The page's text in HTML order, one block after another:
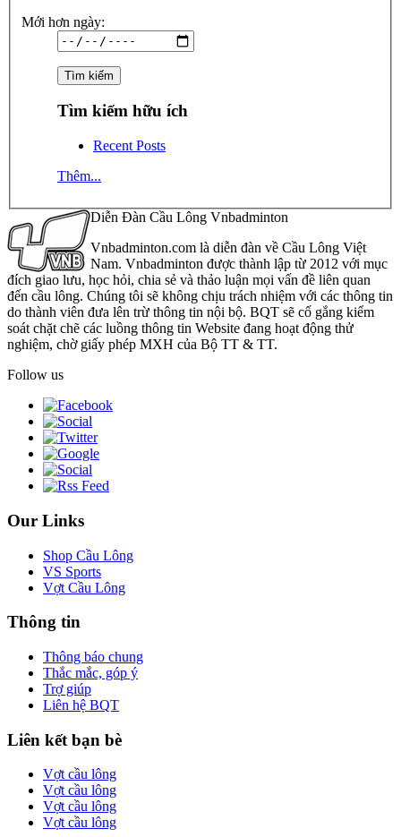
Mới hơn ngày:
Tìm kiếm hữu ích
Recent Posts
Thêm...
Diễn Đàn Cầu Lông Vnbadminton
Vnbadminton.com là diễn đàn về Cầu Lông Việt
Nam. Vnbadminton được thành lập từ 2012 với mục
đích giao lưu, học hỏi, chia sẻ và thảo luận mọi vấn đề liên quan
đến cầu lông. Chúng tôi sẽ không chịu trách nhiệm với các thông tin
do thành viên đưa lên trừ thông tin nội bộ. BQT sẽ cố gắng kiểm
soát chặt chẽ các luồng thông tin Website đang hoạt động thử
nghiệm, chờ giấy phép MXH của Bộ TT & TT.
Follow us
Our Links
Shop Cầu Lông
VS Sports
Vợt Cầu Lông
Thông tin
Thông báo chung
Thắc mắc, góp ý
Trợ giúp
Liên hệ BQT
Liên kết bạn bè
Vợt cầu lông
Vợt cầu lông
Vợt cầu lông
Vợt cầu lông